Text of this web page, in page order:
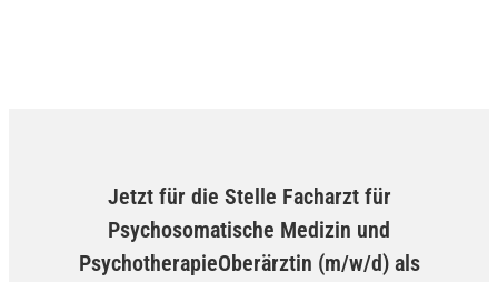
Jetzt für die Stelle Facharzt für
Psychosomatische Medizin und
PsychotherapieOberärztin (m/w/d) als